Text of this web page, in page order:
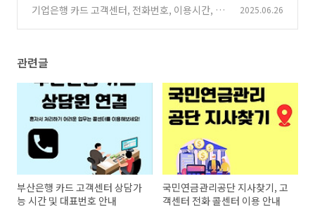
(2)
기업은행 카드 고객센터, 전화번호, 이용시간, 서
2025.06.26
관련글
부산은행 카드 고객센터 상담가
능 시간 및 대표번호 안내
국민연금관리공단 지사찾기, 고
객센터 전화 콜센터 이용 안내